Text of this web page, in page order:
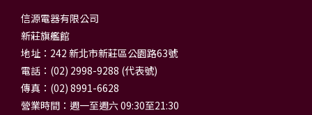
信源電器有限公司
新莊旗艦館
地址：242 新北市新莊區公園路63號
電話：(02) 2998-9288 (代表號)
傳真：(02) 8991-6628
營業時間：週一至週六 09:30至21:30